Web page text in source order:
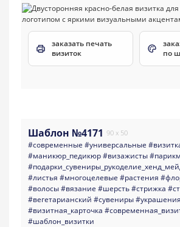
заказать печать
визиток
по
Шаблон №4171 90 x 50
#современные #универсальные
#маникюр_педикюр#визажисты
#листья #многоцелевые #растения
#волосы#вязание #шерсть#стрижка
#вегетарианский #сувениры#украшения
#визитная_карточка
#шаблон_визитки